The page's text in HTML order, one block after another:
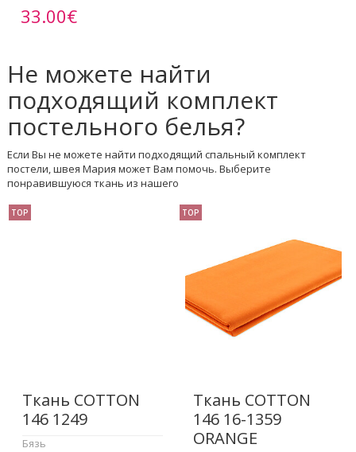
33.00€
Не можете найти
подходящий комплект
постельного белья?
Если Вы не можете найти подходящий спальный комплект
постели, швея Мария может Вам помочь. Выберите
понравившуюся ткань из нашего
TOP
Ткань COTTON
146 1249
Бязь
TOP
Ткань COTTON
146 16-1359
ORANGE